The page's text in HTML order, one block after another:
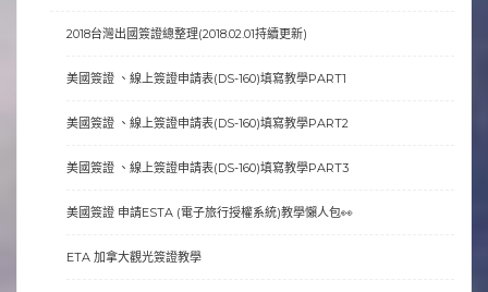
2018台灣出國簽證總整理(2018.02.01持續更新)
美國簽證 、線上簽證申請表(DS-160)填寫教學PART1
美國簽證 、線上簽證申請表(DS-160)填寫教學PART2
美國簽證 、線上簽證申請表(DS-160)填寫教學PART3
美國簽證 申請ESTA (電子旅行授權系統)教學懶人包👀
ETA 加拿大觀光簽證教學